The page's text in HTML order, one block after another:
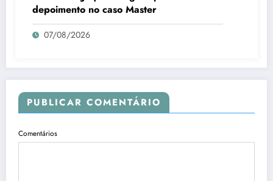
depoimento no caso Master
07/08/2026
PUBLICAR COMENTÁRIO
Comentários